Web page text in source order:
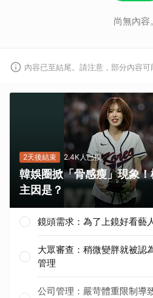
尚無內容。
內容已至結尾。請注意，部分內容可
2天後結束 2.4K人已投
韓娛圈掀「骨感瘦」現象！
主因是？
鏡頭需求：為了上鏡好看藝
大眾審查：稍微變胖就被認
管理
公司管理：嚴苛體重限制導